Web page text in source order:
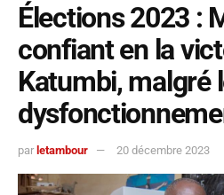
Élections 2023 :
confiant en la
Katumbi, malgré
par letambour 20 décembre 2023